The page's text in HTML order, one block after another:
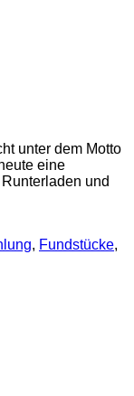
unter dem Motto
eine
und
, Fundstücke,